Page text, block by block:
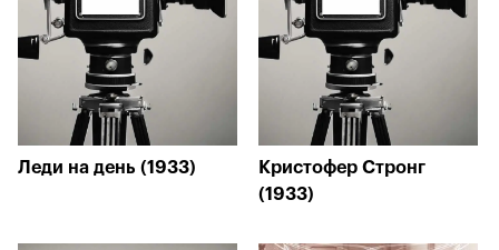
Леди на день (1933)
Кристофер Стронг
(1933)